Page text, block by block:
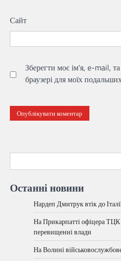
Сайт
Зберегти моє ім'я, e-mail,
браузері для моїх
Останні новини
Нардеп Дмитрук втік до
На Прикарпатті офіцера
перевищенні влади
На Волині